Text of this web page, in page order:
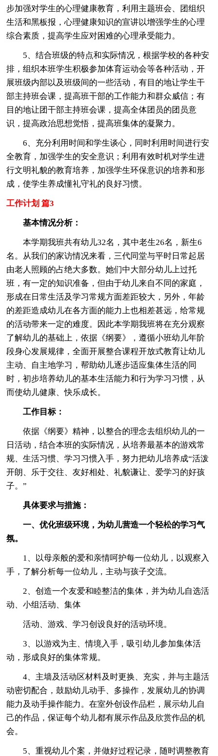
步加强对学生的心理健康教育，利用主题班会、团组织
生活和黑板报，心理健康知识的宣讲以增强学生的心理
综合素质，提高学生应对困难的心理承受能力。
5、结合班级的特点和实际情况，根据学校的各种安
排，组织本班学生积极参加体育运动会等各种活动，开
展班级内部以及班级间的一些活动，有目的地让学生干
部主持班会课，提高班干部的工作能力和群众威信；有
目的地让团干部主持班会课，提高全体团员的团员意
识，提高政治思想觉悟，提高班集体的凝聚力。
6、充分利用时间和学生谈心，同时利用时间进行安
全教育，加强学生的安全意识；利用有效时机对学生进
行文明礼貌的教育培养，加强学生环保意识的培养和形
成，使学生养成懂礼守礼的良好习惯。
工作计划 篇3
基本情况分析：
本学期我班共有幼儿32名，其中老生26名，新生6
名。从我们的家访情况来看，三代同堂与平时日常起居
由老人照顾的占绝大多数。她们中大部分幼儿上过托
班，有一定的知识准备，但由于幼儿来自不同的家庭，
形成在日常生活及学习常规方面差距较大，另外，年龄
的差距造成幼儿在各方面的能力上也相差甚远，给常规
的活动带来一定的难度。因此本学期我班将在充分观察
了解幼儿的基础上，依据《纲要》，遵循小班幼儿年阶
段身心发展规律，全面开展整合课程开放式教育让幼儿
主动、自主地学习，帮助幼儿逐步适应集体生活的同
时，初步培养幼儿的基本生活能力和行为学习习惯，从
而使幼儿健康、快乐成长。
工作目标：
依据《纲要》精神，以整合的理念去组织幼儿的一
日活动，结合本班的实际情况，从培养最基本的游戏常
规、生活习惯、学习习惯入手，努力把幼儿培养成“活泼
开朗、乐于交往、友好相处、礼貌谦让、爱学习的好孩
子。”
具体要求与措施：
一、优化班级环境，为幼儿营造一个轻松的学习气
氛。
1、以母亲般的爱和亲情呵护每一位幼儿，以观察入
手，了解分析每一位幼儿，主动与孩子交流。
2、创造一个友爱和睦整洁的集体，并为幼儿自选活
动、小组活动、集体
活动、游戏、学习创设良好的活动环境。
3、以游戏为主、情境入手，吸引幼儿参加集体活
动，形成良好的集体常规。
4、主墙及活动区材料及时更换、充实，并与主题活
动密切配合，鼓励幼儿动手、多操作，发展幼儿的协调
能力及动手操作能力。在室外创设作品栏，展示幼儿自
己的作品，保证每个幼儿都有展示作品及欣赏作品的机
会。
5、重视幼儿个案，并做好过程记录，随时调整教育